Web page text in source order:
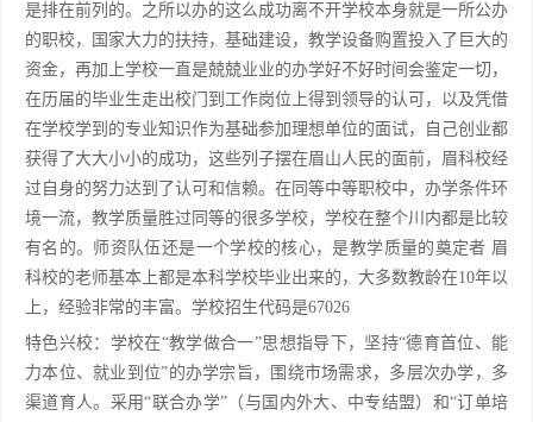
是排在前列的。之所以办的这么成功离不开学校本身就是一所公办
的职校，国家大力的扶持，基础建设，教学设备购置投入了巨大的
资金，再加上学校一直是兢兢业业的办学好不好时间会鉴定一切，
在历届的毕业生走出校门到工作岗位上得到领导的认可，以及凭借
在学校学到的专业知识作为基础参加理想单位的面试，自己创业都
获得了大大小小的成功，这些列子摆在眉山人民的面前，眉科校经
过自身的努力达到了认可和信赖。在同等中等职校中，办学条件环
境一流，教学质量胜过同等的很多学校，学校在整个川内都是比较
有名的。师资队伍还是一个学校的核心，是教学质量的奠定者 眉
科校的老师基本上都是本科学校毕业出来的，大多数教龄在10年以
上，经验非常的丰富。学校招生代码是67026
特色兴校：学校在“教学做合一”思想指导下，坚持“德育首位、能
力本位、就业到位”的办学宗旨，围绕市场需求，多层次办学，多
渠道育人。采用“联合办学”（与国内外大、中专结盟）和“订单培